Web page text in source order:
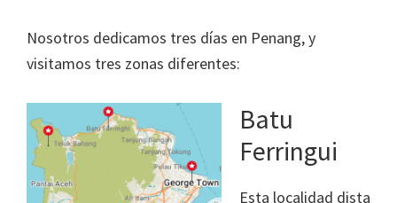
Nosotros dedicamos tres días en Penang, y
visitamos tres zonas diferentes:
Batu
Ferringui
Esta localidad dista